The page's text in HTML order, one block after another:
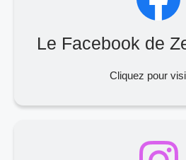
Le Facebook de
Cliquez pour